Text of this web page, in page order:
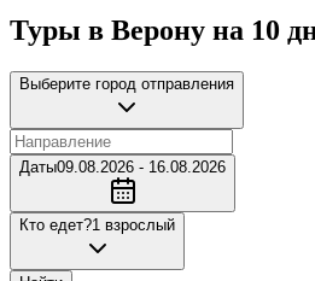
Туры в Верону на 10
Выберите город отправления
Даты09.08.2026 - 16.08.2026
Кто едет?1 взрослый